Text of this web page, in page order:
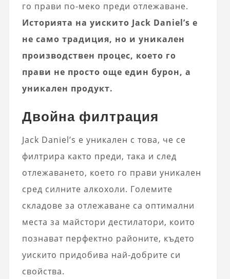
го прави по-меко преди отлежаване.
Историята на уискито Jack Daniel’s е
не само традиция, но и уникален
производствен процес, което го
прави не просто още един бурон, а
уникален продукт.
Двойна филтрация
Jack Daniel’s е уникален с това, че се
филтрира както преди, така и след
отлежаването, което го прави уникален
сред силните алкохоли. Големите
складове за отлежаване са оптимални
места за майстори дестилатори, които
познават перфектно районите, където
уискито придобива най-добрите си
свойства.